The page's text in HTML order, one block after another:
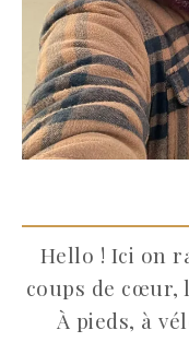
Hello ! Ici on
coups de cœur,
À pieds, à